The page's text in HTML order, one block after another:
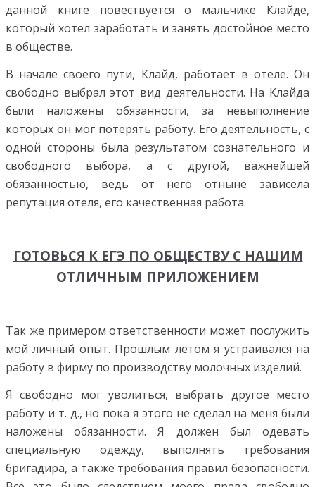
данной книге повествуется о мальчике Клайде,
который хотел заработать и занять достойное место
в обществе.
В начале своего пути, Клайд, работает в отеле. Он
свободно выбрал этот вид деятельности. На Клайда
были наложены обязанности, за невыполнение
которых он мог потерять работу. Его деятельность, с
одной стороны была результатом сознательного и
свободного выбора, а с другой, важнейшей
обязанностью, ведь от него отныне зависела
репутация отеля, его качественная работа.
ГОТОВЬСЯ К ЕГЭ ПО ОБЩЕСТВУ С НАШИМ
ОТЛИЧНЫМ ПРИЛОЖЕНИЕМ
Так же примером ответственности может послужить
мой личный опыт. Прошлым летом я устраивался на
работу в фирму по производству молочных изделий.
Я свободно мог уволиться, выбрать другое место
работу и т. д., но пока я этого не сделал на меня были
наложены обязанности. Я должен был одевать
специальную одежду, выполнять требования
бригадира, а также требования правил безопасности.